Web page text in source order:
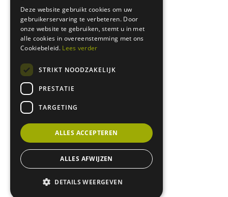
Deze website gebruikt cookies om uw
gebruikerservaring te verbeteren. Door
onze website te gebruiken, stemt u in met
alle cookies in overeenstemming met ons
Cookiebeleid. Lees verder
STRIKT NOODZAKELIJK
PRESTATIE
TARGETING
ALLES ACCEPTEREN
ALLES AFWIJZEN
DETAILS WEERGEVEN